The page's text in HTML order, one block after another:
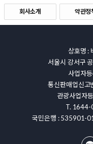
회사소개 약관정
상호명 :
서울시 강서구
사업자
통신판매업신
관광사업자
T.
국민은행 : 535901-